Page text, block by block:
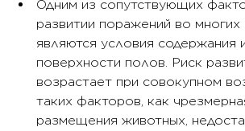
Одним из сопутствующих
развитии поражений во многих
являются условия содержания
поверхности полов. Риск
возрастает при совокупном
таких факторов, как
размещения животных,